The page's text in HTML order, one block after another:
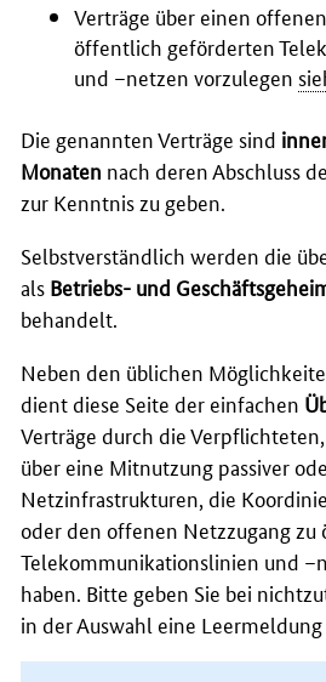
Verträge über einen
öffentlich geförderten
und –netzen vorzulegen
Die genannten Verträge sind
Monaten nach deren Abschluss
zur Kenntnis zu geben.
Selbstverständlich werden die
als Betriebs- und
behandelt.
Neben den üblichen
dient diese Seite der einfachen
Verträge durch die
über eine Mitnutzung passiver
Netzinfrastrukturen, die
oder den offenen Netzzugang
Telekommunikationslinien und
haben. Bitte geben Sie bei
in der Auswahl eine Leermeldung